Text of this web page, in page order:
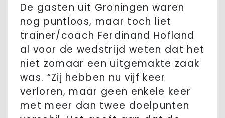
De gasten uit Groningen waren
nog puntloos, maar toch liet
trainer/coach Ferdinand Hofland
al voor de wedstrijd weten dat het
niet zomaar een uitgemakte zaak
was. “Zij hebben nu vijf keer
verloren, maar geen enkele keer
met meer dan twee doelpunten